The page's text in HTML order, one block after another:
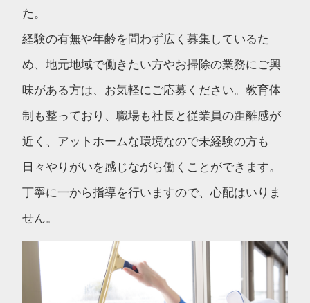
た。
経験の有無や年齢を問わず広く募集しているた
め、地元地域で働きたい方やお掃除の業務にご興
味がある方は、お気軽にご応募ください。教育体
制も整っており、職場も社長と従業員の距離感が
近く、アットホームな環境なので未経験の方も
日々やりがいを感じながら働くことができます。
丁寧に一から指導を行いますので、心配はいりま
せん。